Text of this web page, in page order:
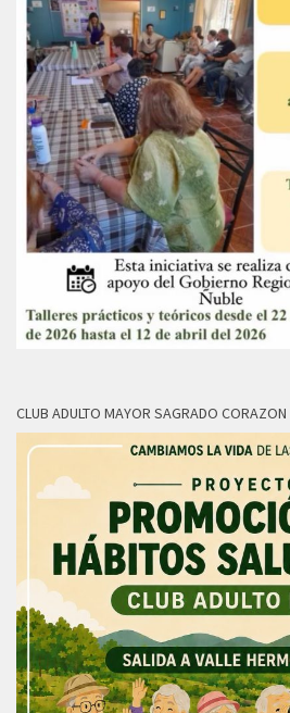
CLUB ADULTO MAYOR SAGRADO CORAZON